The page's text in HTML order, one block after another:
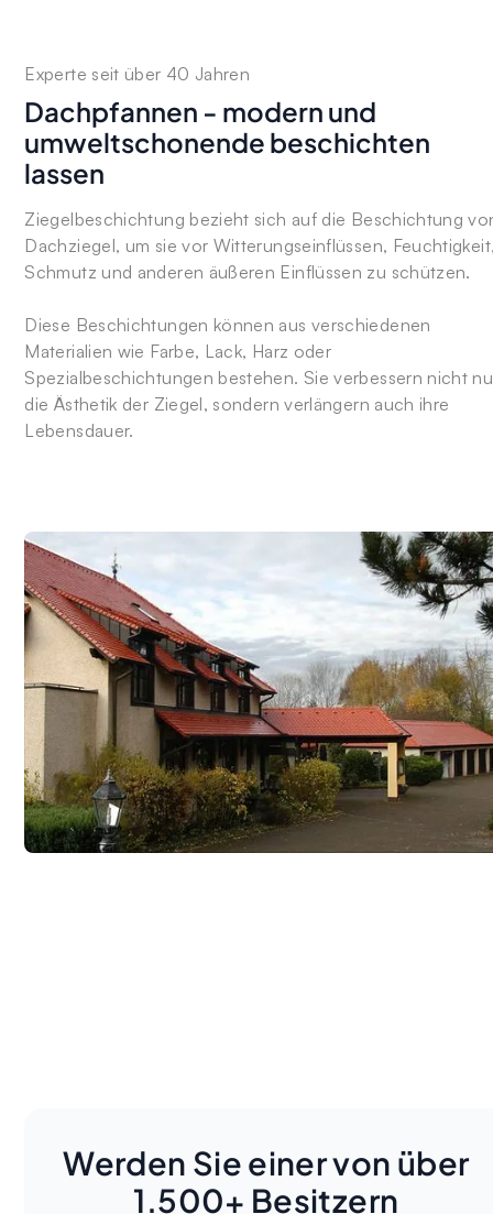
Experte seit über 40 Jahren
Dachpfannen - modern und
umweltschonende beschichten
lassen
Ziegelbeschichtung bezieht sich auf die Beschichtung
Dachziegel, um sie vor Witterungseinflüssen,
Schmutz und anderen äußeren Einflüssen zu schützen.
Diese Beschichtungen können aus verschiedenen
Materialien wie Farbe, Lack, Harz oder
Spezialbeschichtungen bestehen. Sie verbessern nicht
die Ästhetik der Ziegel, sondern verlängern auch ihre
Lebensdauer.
Werden Sie einer von über
1.500+ Besitzern